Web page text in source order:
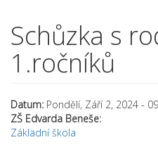
Schůzka s
1.ročníků
Datum: Pondělí, Září 2, 2024 -
ZŠ Edvarda Beneše:
Základní škola